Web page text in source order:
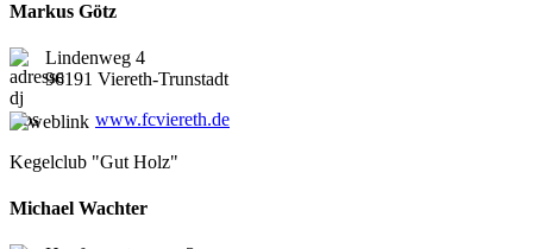
Markus Götz
Lindenweg 4
96191 Viereth-Trunstadt
www.fcviereth.de
Kegelclub "Gut Holz"
Michael Wachter